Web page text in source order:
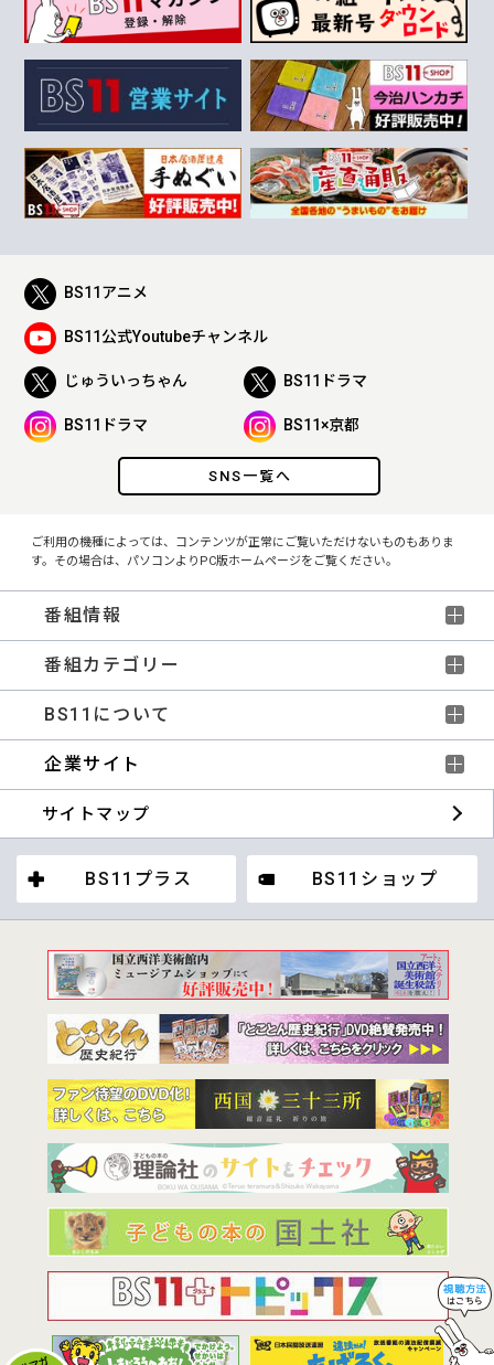
SNS一覧へ
BS11アニメ
BS11公式Youtubeチャンネル
じゅういっちゃん BS11ドラマ
BS11ドラマ BS11×京都
ご利用の機種によっては、コンテンツが正常にご覧いただけないものもありま
す。その場合は、パソコンよりPC版ホームページをご覧ください。
番組情報
番組カテゴリー
BS11について
企業サイト
サイトマップ
BS11プラス BS11ショップ